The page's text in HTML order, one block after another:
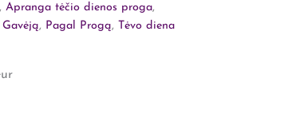
Apranga tėčio dienos proga,
, Pagal Progą, Tėvo diena